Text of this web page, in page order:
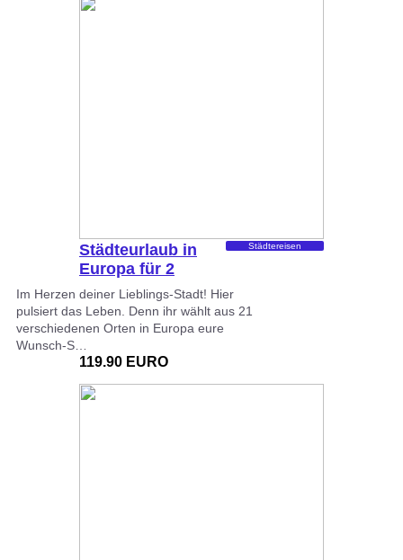
Städteurlaub in
Europa für 2
Städtereisen
Im Herzen deiner Lieblings-Stadt! Hier
pulsiert das Leben. Denn ihr wählt aus 21
verschiedenen Orten in Europa eure
Wunsch-S…
119.90 EURO